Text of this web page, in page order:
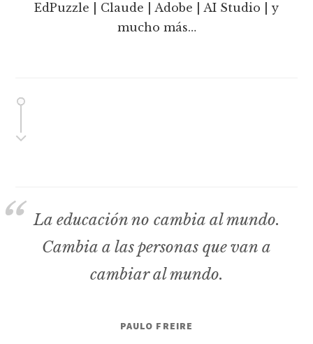
EdPuzzle | Claude | Adobe | AI Studio | y
mucho más…
La educación no cambia al mundo.
Cambia a las personas que van a
cambiar al mundo.
PAULO FREIRE